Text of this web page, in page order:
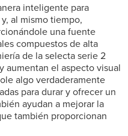
inteligente para
al mismo tiempo,
una fuente
compuestos de alta
de la selecta serie 2
aumentan el aspecto visual
algo verdaderamente
para durar y ofrecer un
ayudan a mejorar la
también proporcionan